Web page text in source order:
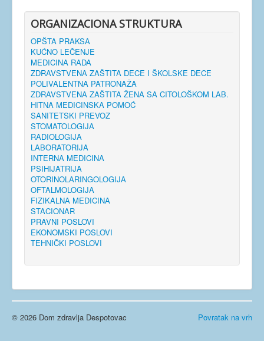
ORGANIZACIONA STRUKTURA
OPŠTA PRAKSA
KUĆNO LEČENJE
MEDICINA RADA
ZDRAVSTVENA ZAŠTITA DECE I ŠKOLSKE DECE
POLIVALENTNA PATRONAŽA
ZDRAVSTVENA ZAŠTITA ŽENA SA CITOLOŠKOM LAB.
HITNA MEDICINSKA POMOĆ
SANITETSKI PREVOZ
STOMATOLOGIJA
RADIOLOGIJA
LABORATORIJA
INTERNA MEDICINA
PSIHIJATRIJA
OTORINOLARINGOLOGIJA
OFTALMOLOGIJA
FIZIKALNA MEDICINA
STACIONAR
PRAVNI POSLOVI
EKONOMSKI POSLOVI
TEHNIČKI POSLOVI
Povratak na vrh
© 2026 Dom zdravlja Despotovac